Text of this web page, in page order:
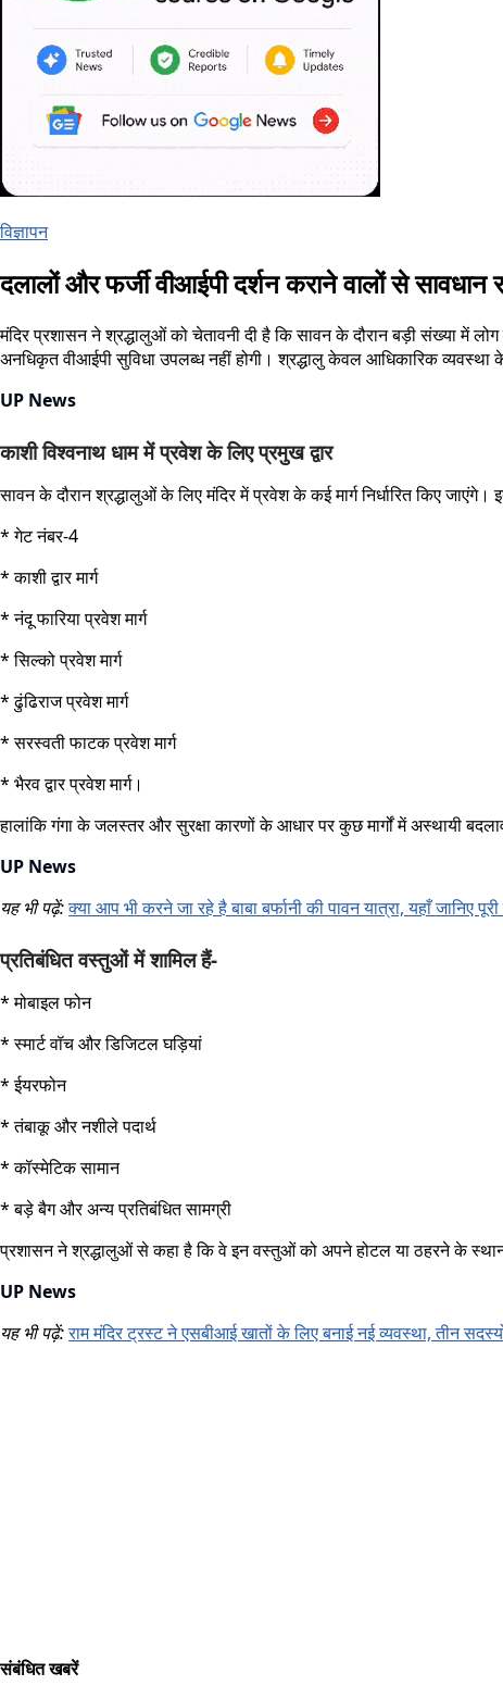
विज्ञापन
दलालों और फर्जी वीआईपी दर्शन कराने वालों से
मंदिर प्रशासन ने श्रद्धालुओं को चेतावनी दी है कि सावन के दौरान बड़ी संख्या में
अनधिकृत वीआईपी सुविधा उपलब्ध नहीं होगी। श्रद्धालु केवल आधिकारिक व्यवस्था
UP News
काशी विश्वनाथ धाम में प्रवेश के लिए प्रमुख द्वार
सावन के दौरान श्रद्धालुओं के लिए मंदिर में प्रवेश के कई मार्ग निर्धारित किए जाएंगे।
* गेट नंबर-4
* काशी द्वार मार्ग
* नंदू फारिया प्रवेश मार्ग
* सिल्को प्रवेश मार्ग
* ढुंढिराज प्रवेश मार्ग
* सरस्वती फाटक प्रवेश मार्ग
* भैरव द्वार प्रवेश मार्ग।
हालांकि गंगा के जलस्तर और सुरक्षा कारणों के आधार पर कुछ मार्गों में अस्थायी
UP News
यह भी पढ़ें:क्या आप भी करने जा रहे है बाबा बर्फानी की पावन यात्रा, यहाँ जानिए
प्रतिबंधित वस्तुओं में शामिल हैं-
* मोबाइल फोन
* स्मार्ट वॉच और डिजिटल घड़ियां
* ईयरफोन
* तंबाकू और नशीले पदार्थ
* कॉस्मेटिक सामान
* बड़े बैग और अन्य प्रतिबंधित सामग्री
प्रशासन ने श्रद्धालुओं से कहा है कि वे इन वस्तुओं को अपने होटल या ठहरने के स्थान
UP News
यह भी पढ़ें:राम मंदिर ट्रस्ट ने एसबीआई खातों के लिए बनाई नई व्यवस्था, तीन
संबंधित खबरें